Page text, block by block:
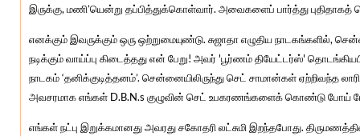
இருக்கு, மணி’யென்று தப்பித்துக்கொள்வார். அவைகளைப் பார்த்து
எனக்கும் இவருக்கும் ஒரு ஒற்றுமையுண்டு. சுஜாதா எழுதிய நாடகங்களில்,
நடிக்கும் வாய்ப்பு கிடைத்தது என் பேறு! அவர் 'பூர்ணம் தியேட்டர்ஸ்'
நாடகம் ‘தனிக்குடித்தனம்’. சென்னையிலிருந்து செட் சாமான்கள் ஏற்றிவந்த
அவசரமாக எங்கள் D.B.N.s குழுவின் செட் உபகரணங்களைக் கொண்டு போய்
எங்கள் நட்பு இறுக்கமானது அவரது சகோதரி லட்சுமி இறந்தபோது.